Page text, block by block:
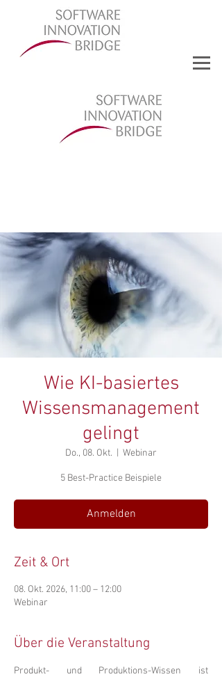
Wie KI-basiertes
Wissensmanagement
gelingt
Do., 08. Okt. Webinar
5 Best-Practice Beispiele
Anmelden
Zeit & Ort
08. Okt. 2026, 11:00 – 12:00
Webinar
Über die Veranstaltung
Produkt- und Produktions-Wissen ist